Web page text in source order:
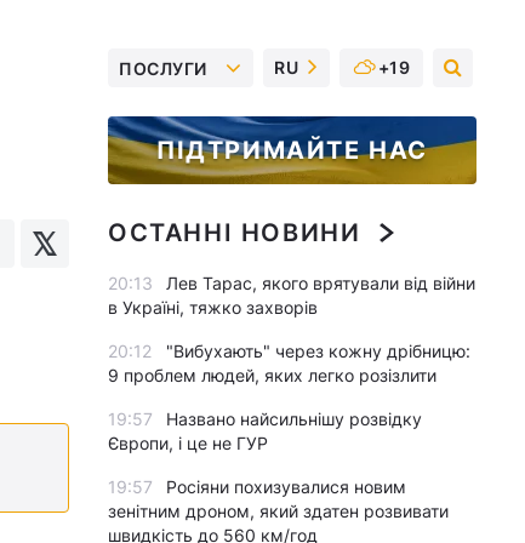
ПОСЛУГИ RU +19
ПІДТРИМАЙТЕ НАС
ОСТАННІ НОВИНИ
20:13
Лев Тарас, якого врятували від війни
в Україні, тяжко захворів
20:12
"Вибухають" через кожну дрібницю:
9 проблем людей, яких легко розізлити
19:57
Названо найсильнішу розвідку
Європи, і це не ГУР
19:57
Росіяни похизувалися новим
зенітним дроном, який здатен розвивати
швидкість до 560 км/год